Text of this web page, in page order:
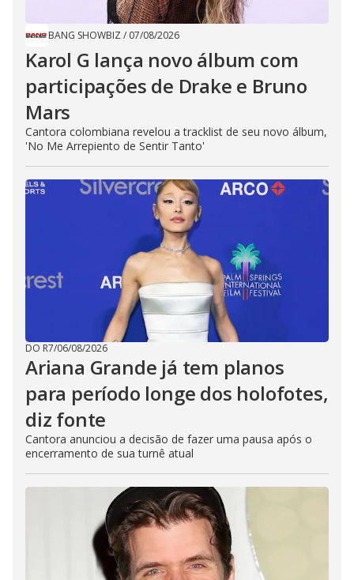
BANG SHOWBIZ / 07/08/2026
Karol G lança novo álbum com
participações de Drake e Bruno
Mars
Cantora colombiana revelou a ​tracklist de seu novo álbum,
'No Me Arrepiento de Sentir Tanto'
DO R7/06/08/2026
Ariana Grande já tem planos
para período longe dos holofotes,
diz fonte
Cantora anunciou a decisão de fazer uma pausa após o
encerramento de sua turnê atual